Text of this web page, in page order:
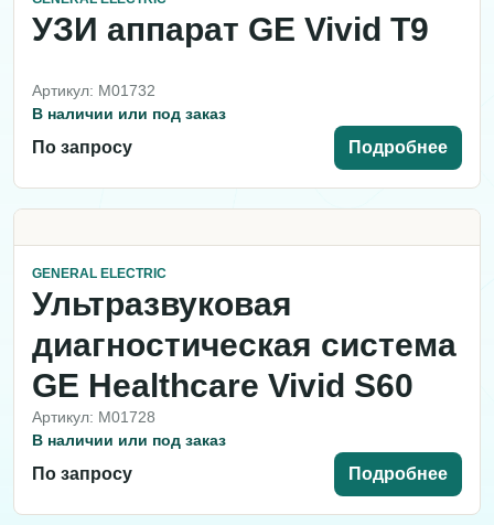
УЗИ аппарат GE Vivid T9
Артикул: M01732
В наличии или под заказ
По запросу Подробнее
GENERAL ELECTRIC
Ультразвуковая
диагностическая система
GE Healthcare Vivid S60
Артикул: M01728
В наличии или под заказ
По запросу Подробнее